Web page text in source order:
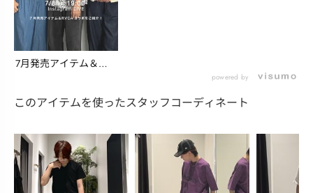
7月発売アイテム＆
powered by
このアイテムを使ったスタッフコーディネート